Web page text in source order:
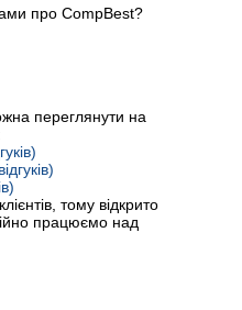
про CompBest?
переглянути на
тому відкрито
працюємо над